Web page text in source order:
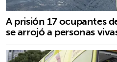
A prisión 17 ocupantes
se arrojó a personas